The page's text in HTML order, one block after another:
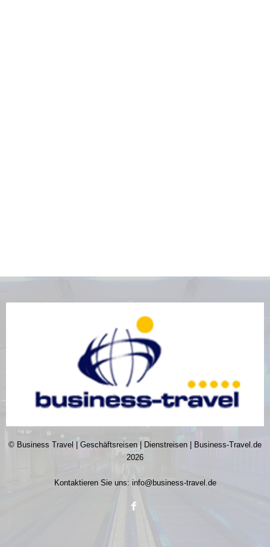
© Business Travel | Geschäftsreisen | Dienstreisen | Business-Travel.de
2026
Kontaktieren Sie uns: info@business-travel.de